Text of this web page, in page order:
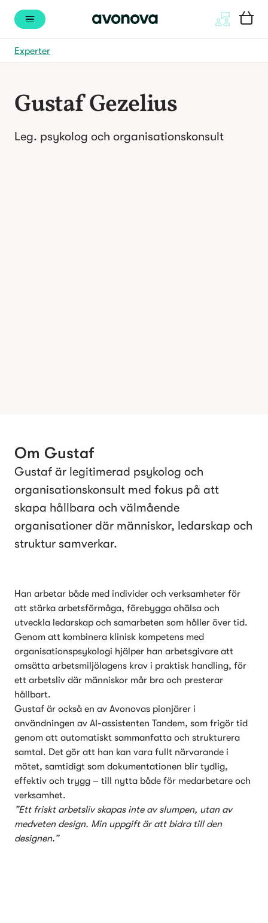
Experter
Gustaf Gezelius
Leg. psykolog och organisationskonsult
Om Gustaf
Gustaf är legitimerad psykolog och
organisationskonsult med fokus på att
skapa hållbara och välmående
organisationer där människor, ledarskap och
struktur samverkar.
Han arbetar både med individer och verksamheter för
att stärka arbetsförmåga, förebygga ohälsa och
utveckla ledarskap och samarbeten som håller över tid.
Genom att kombinera klinisk kompetens med
organisationspsykologi hjälper han arbetsgivare att
omsätta arbetsmiljölagens krav i praktisk handling, för
ett arbetsliv där människor mår bra och presterar
hållbart.
Gustaf är också en av Avonovas pionjärer i
användningen av AI-assistenten Tandem, som frigör tid
genom att automatiskt sammanfatta och strukturera
samtal. Det gör att han kan vara fullt närvarande i
mötet, samtidigt som dokumentationen blir tydlig,
effektiv och trygg – till nytta både för medarbetare och
verksamhet.
”Ett friskt arbetsliv skapas inte av slumpen, utan av
medveten design. Min uppgift är att bidra till den
designen.”